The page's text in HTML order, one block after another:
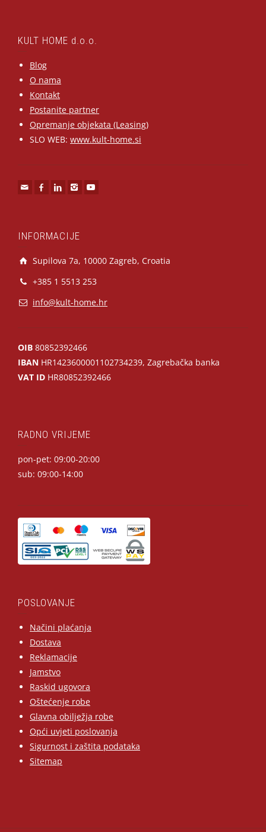
KULT HOME d.o.o.
Blog
O nama
Kontakt
Postanite partner
Opremanje objekata (Leasing)
SLO WEB: www.kult-home.si
INFORMACIJE
Supilova 7a, 10000 Zagreb, Croatia
+385 1 5513 253
info@kult-home.hr
OIB 80852392466
IBAN HR1423600001102734239, Zagrebačka banka
VAT ID HR80852392466
RADNO VRIJEME
pon-pet: 09:00-20:00
sub: 09:00-14:00
POSLOVANJE
Načini plaćanja
Dostava
Reklamacije
Jamstvo
Raskid ugovora
Oštećenje robe
Glavna obilježja robe
Opći uvjeti poslovanja
Sigurnost i zaštita podataka
Sitemap